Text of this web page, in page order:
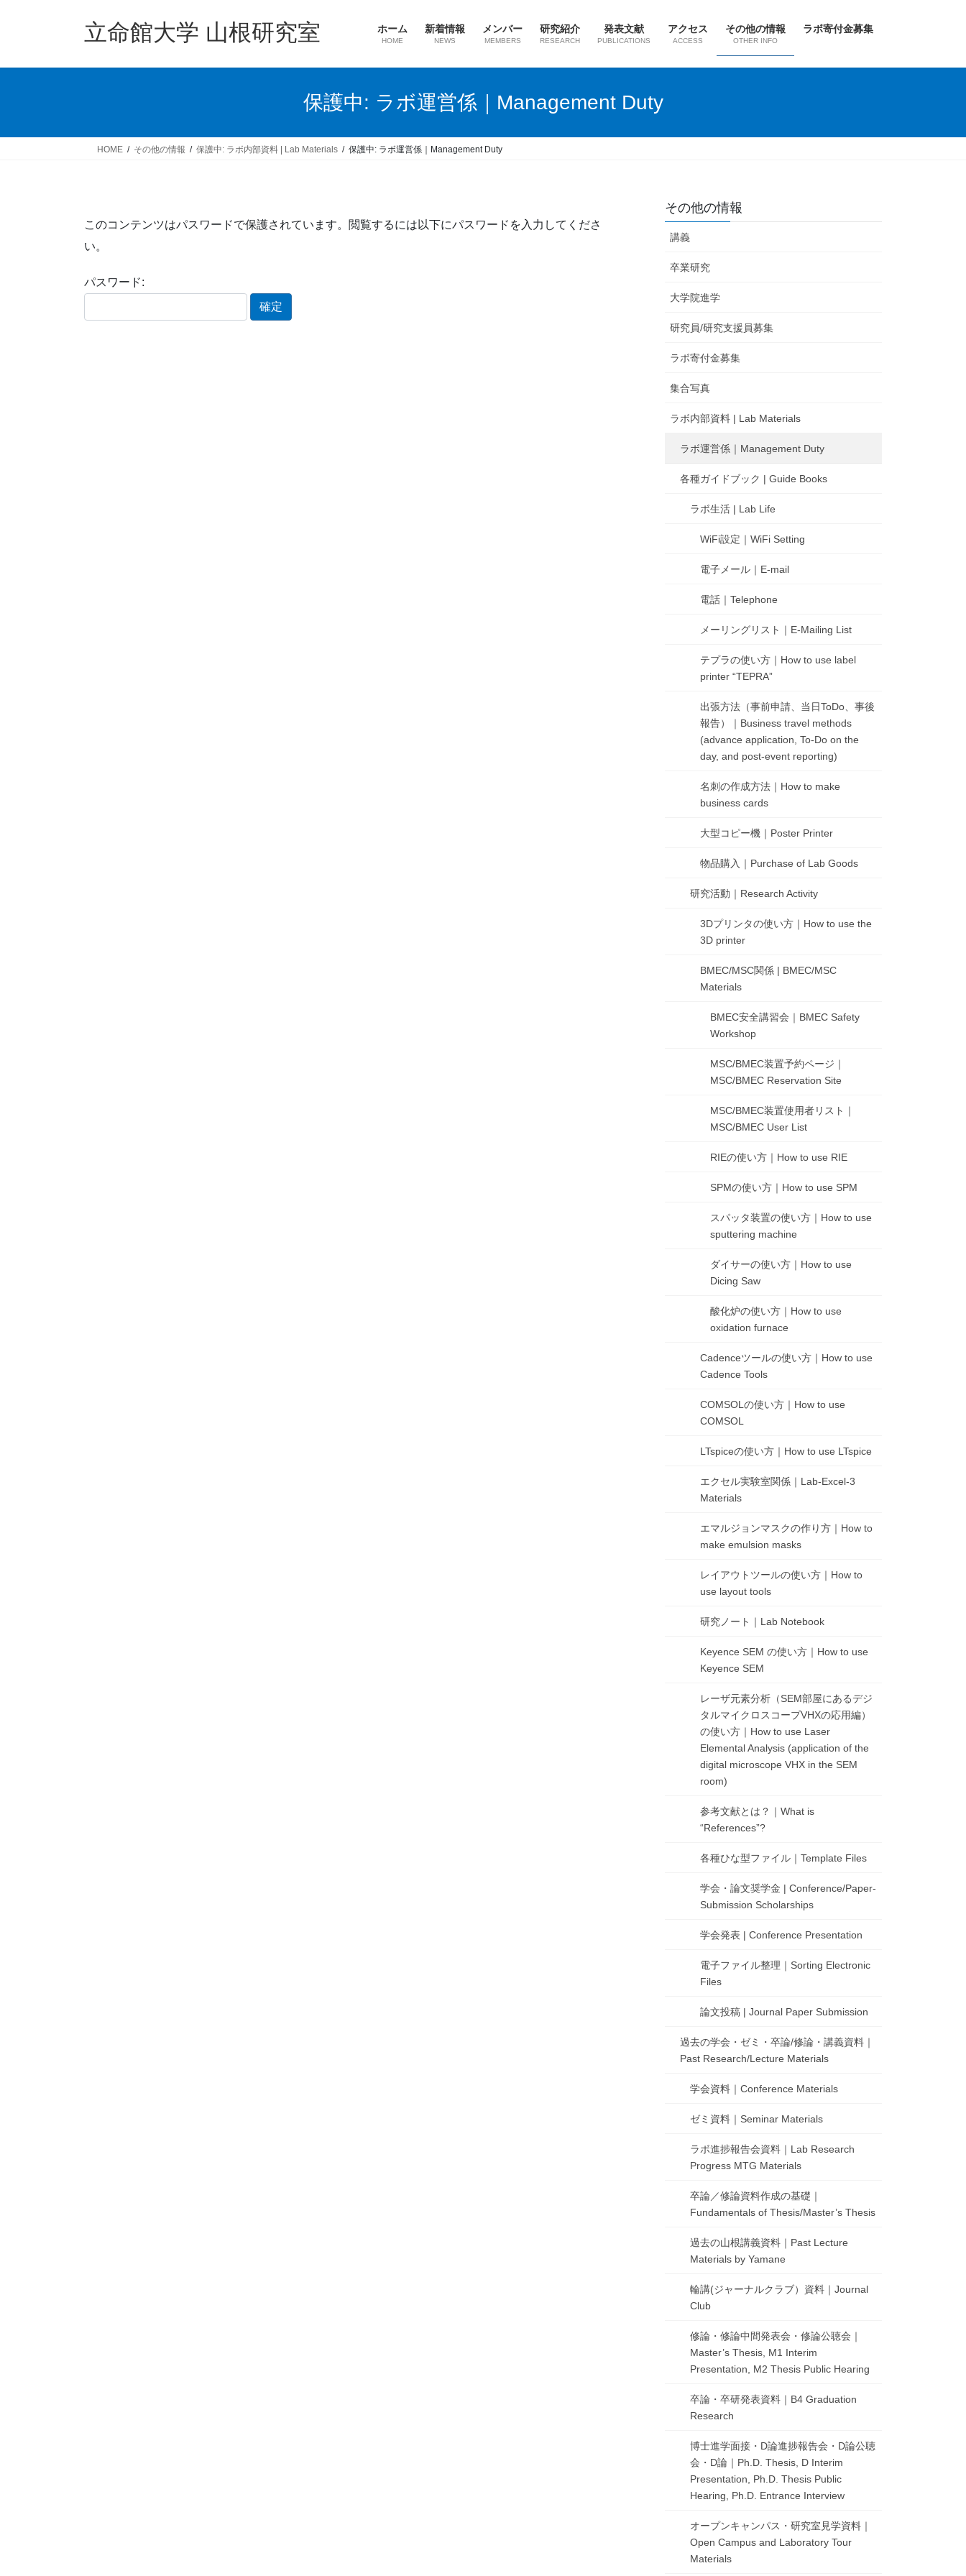
立命館大学 山根研究室 ホーム
HOME
新着情報
NEWS
メンバー
MEMBERS
研究紹介
RESEARCH
発表文献
PUBLICATIONS
アクセス
ACCESS
その他の情報
OTHER INFO
ラボ寄付金募集
保護中: ラボ運営係｜Management Duty
HOME その他の情報 保護中: ラボ内部資料 | Lab Materials 保護中: ラボ運営係｜Management Duty
このコンテンツはパスワードで保護されています。閲覧するには以下にパスワードを入力してくださ
い。
パスワード:
その他の情報
講義
卒業研究
大学院進学
研究員/研究支援員募集
ラボ寄付金募集
集合写真
ラボ内部資料 | Lab Materials
ラボ運営係｜Management Duty
各種ガイドブック | Guide Books
ラボ生活 | Lab Life
WiFi設定｜WiFi Setting
電子メール｜E-mail
電話｜Telephone
メーリングリスト｜E-Mailing List
テプラの使い方｜How to use label
printer “TEPRA”
出張方法（事前申請、当日ToDo、事後
報告）｜Business travel methods
(advance application, To-Do on the
day, and post-event reporting)
名刺の作成方法｜How to make
business cards
大型コピー機｜Poster Printer
物品購入｜Purchase of Lab Goods
研究活動｜Research Activity
3Dプリンタの使い方｜How to use the
3D printer
BMEC/MSC関係 | BMEC/MSC
Materials
BMEC安全講習会｜BMEC Safety
Workshop
MSC/BMEC装置予約ページ｜
MSC/BMEC Reservation Site
MSC/BMEC装置使用者リスト｜
MSC/BMEC User List
RIEの使い方｜How to use RIE
SPMの使い方｜How to use SPM
スパッタ装置の使い方｜How to use
sputtering machine
ダイサーの使い方｜How to use
Dicing Saw
酸化炉の使い方｜How to use
oxidation furnace
Cadenceツールの使い方｜How to use
Cadence Tools
COMSOLの使い方｜How to use
COMSOL
LTspiceの使い方｜How to use LTspice
エクセル実験室関係｜Lab-Excel-3
Materials
エマルジョンマスクの作り方｜How to
make emulsion masks
レイアウトツールの使い方｜How to
use layout tools
研究ノート｜Lab Notebook
Keyence SEM の使い方｜How to use
Keyence SEM
レーザ元素分析（SEM部屋にあるデジ
タルマイクロスコープVHXの応用編）
の使い方｜How to use Laser
Elemental Analysis (application of the
digital microscope VHX in the SEM
room)
参考文献とは？｜What is
“References”?
各種ひな型ファイル｜Template Files
学会・論文奨学金 | Conference/Paper-
Submission Scholarships
学会発表 | Conference Presentation
電子ファイル整理｜Sorting Electronic
Files
論文投稿 | Journal Paper Submission
過去の学会・ゼミ・卒論/修論・講義資料｜
Past Research/Lecture Materials
学会資料｜Conference Materials
ゼミ資料｜Seminar Materials
ラボ進捗報告会資料｜Lab Research
Progress MTG Materials
卒論／修論資料作成の基礎｜
Fundamentals of Thesis/Master’s Thesis
過去の山根講義資料｜Past Lecture
Materials by Yamane
輪講(ジャーナルクラブ）資料｜Journal
Club
修論・修論中間発表会・修論公聴会｜
Master’s Thesis, M1 Interim
Presentation, M2 Thesis Public Hearing
卒論・卒研発表資料｜B4 Graduation
Research
博士進学面接・D論進捗報告会・D論公聴
会・D論｜Ph.D. Thesis, D Interim
Presentation, Ph.D. Thesis Public
Hearing, Ph.D. Entrance Interview
オープンキャンパス・研究室見学資料｜
Open Campus and Laboratory Tour
Materials